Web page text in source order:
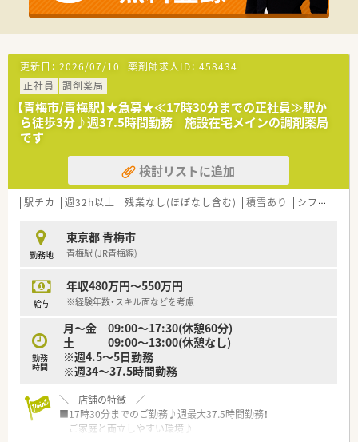
更新日： 2026/07/10 薬剤師求人ID： 458434
正社員
調剤薬局
【青梅市/青梅駅】★急募★≪17時30分までの正社員≫駅か
ら徒歩3分♪週37.5時間勤務 施設在宅メインの調剤薬局
です
検討リストに追加
駅チカ 週32h以上 残業なし(ほぼなし含む) 積雪あり シフト制
勤務地
東京都 青梅市
青梅駅 (JR青梅線)
給与
年収480万円～550万円
※経験年数・スキル面などを考慮
勤務
時間
月～金 09:00～17:30(休憩60分)
土 09:00～13:00(休憩なし)
※週4.5～5日勤務
※週34～37.5時間勤務
＼ 店舗の特徴 ／
■17時30分までのご勤務♪週最大37.5時間勤務！
ご家庭と両立しやすい環境♪